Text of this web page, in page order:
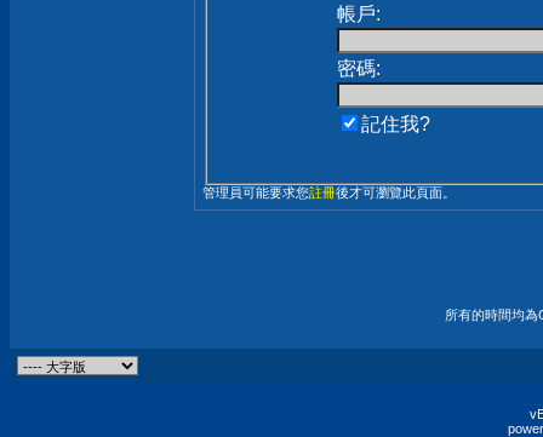
帳戶:
密碼:
記住我?
管理員可能要求您註冊後才可瀏覽此頁面。
所有的時間均為